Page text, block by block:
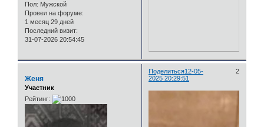
Пол: Мужской
Провел на форуме:
1 месяц 29 дней
Последний визит:
31-07-2026 20:54:45
Поделиться 2
12-05-
2025 20:29:51
Женя
Участник
Рейтинг: